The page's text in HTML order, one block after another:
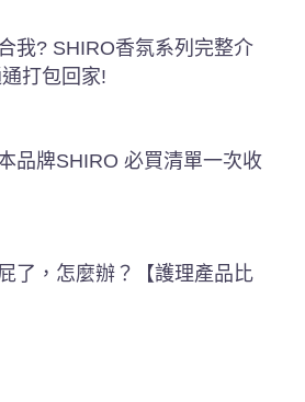
我? SHIRO香氛系列完整介
打包回家!
品牌SHIRO 必買清單一次收
了，怎麼辦？【護理產品比